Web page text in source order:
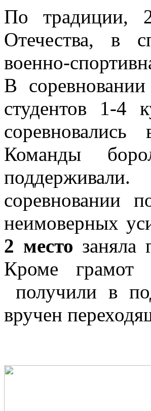
По традиции,
Отечества, в
военно-
В
студентов 1-4
Команды
соревновании
неимоверных
2 место заняла
Кроме грамот
получили в
вручен